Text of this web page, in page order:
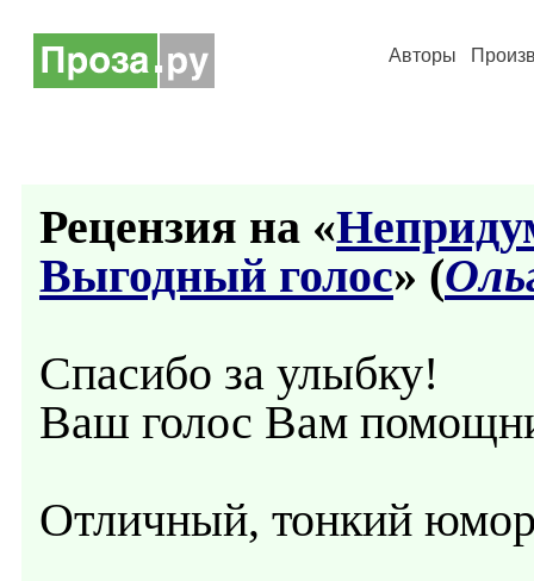
Авторы
Рецензия на «
Выгодный голос» (
Спасибо за улыбку!
Ваш голос Вам
Отличный, тонкий